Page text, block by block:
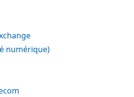
numérique)